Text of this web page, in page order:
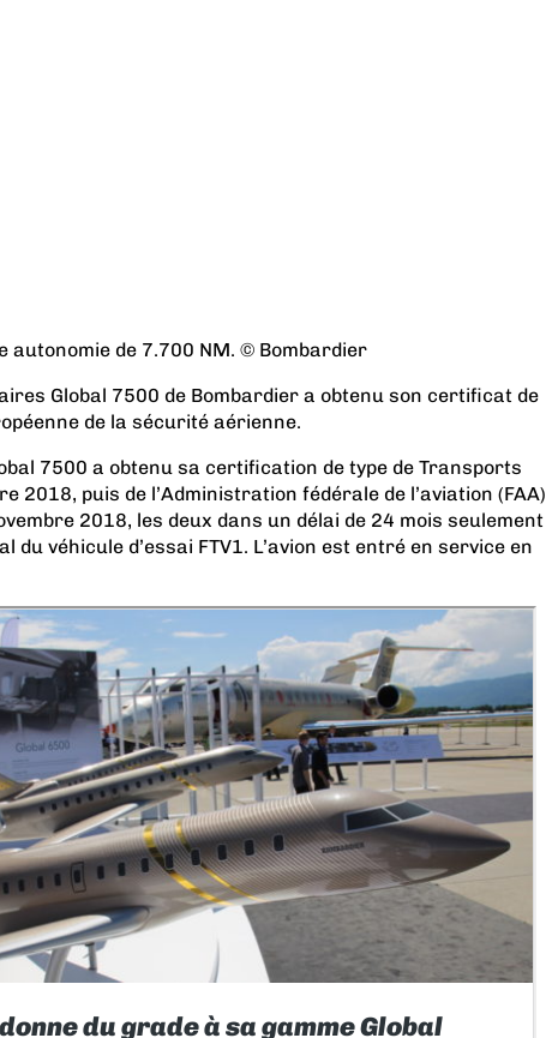
autonomie de 7.700 NM. © Bombardier
Global 7500 de Bombardier a obtenu son certificat de
de la sécurité aérienne.
7500 a obtenu sa certification de type de Transports
2018, puis de l’Administration fédérale de l’aviation (FAA)
2018, les deux dans un délai de 24 mois seulement
du véhicule d’essai FTV1. L’avion est entré en service en